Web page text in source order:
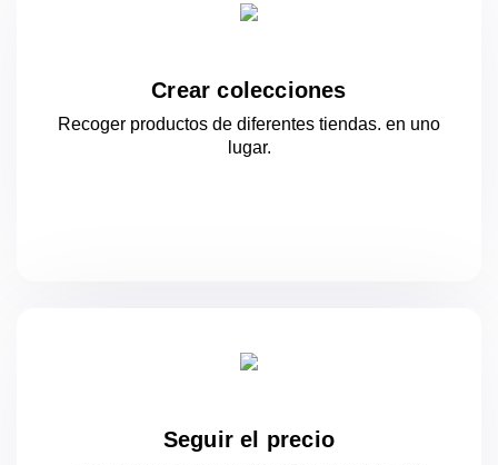
Crear colecciones
Recoger productos de diferentes tiendas. en uno
lugar.
Seguir el precio